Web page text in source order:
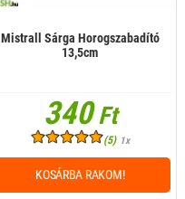
Mistrall Sárga Horogszabadító
13,5cm
340Ft
(5) 1x
KOSÁRBA RAKOM!